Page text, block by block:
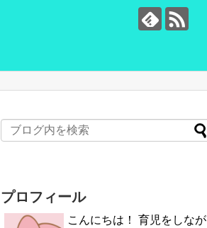
プロフィール
こんにちは！ 育児をしなが